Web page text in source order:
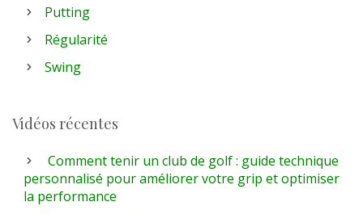
Putting
Régularité
Swing
Vidéos récentes
Comment tenir un club de golf : guide technique
personnalisé pour améliorer votre grip et optimiser
la performance